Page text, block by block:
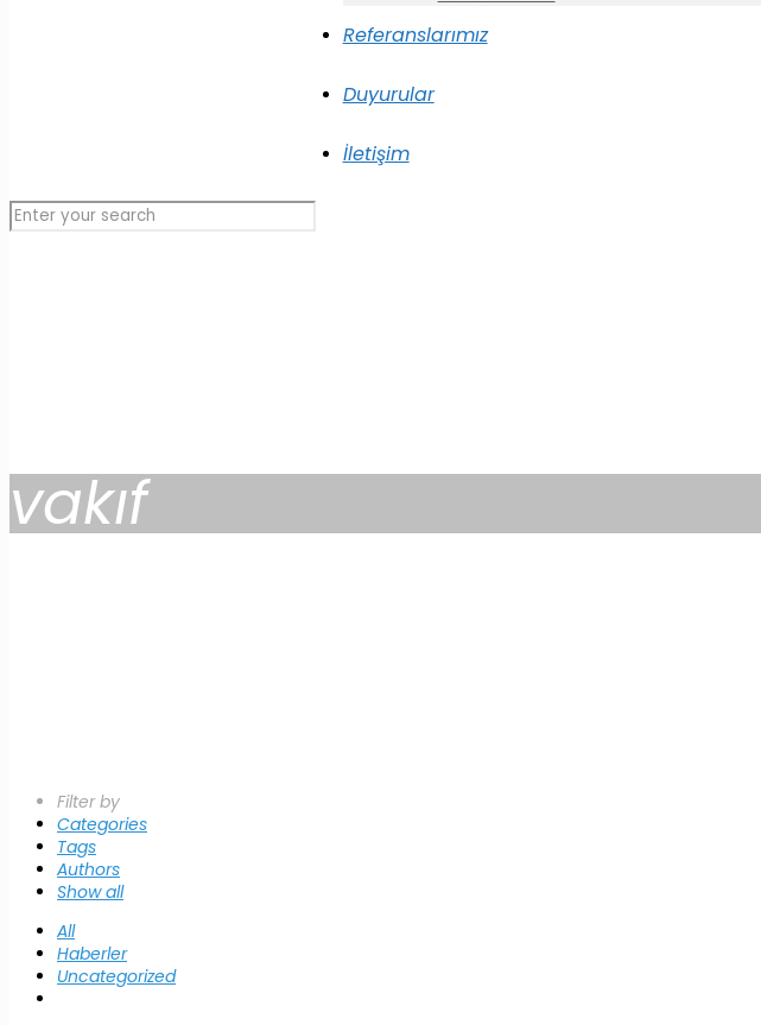
Referanslarımız
Duyurular
İletişim
vakıf
Filter by
Categories
Tags
Authors
Show all
All
Haberler
Uncategorized